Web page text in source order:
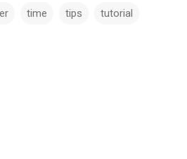
time tips tutorial